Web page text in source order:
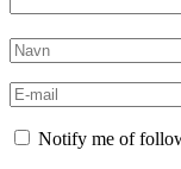
Notify me of